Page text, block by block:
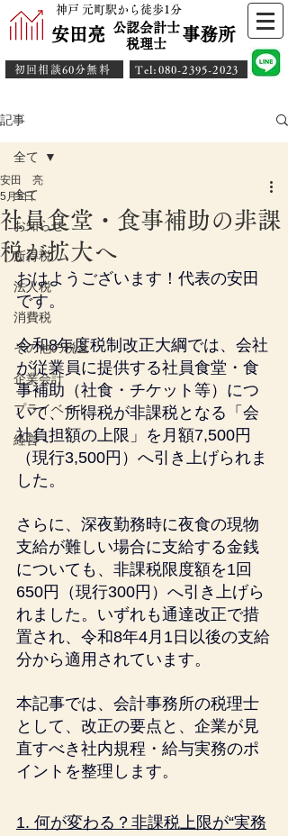
神戸 元町駅から徒歩1分
安田亮 事務所
公認会計士
​税理士
初回相談60分無料 ​Tel:080-2395-2023
記事
全て
お知らせ
所得税
法人税
消費税
その他の税金
企業会計
プライベート
経営
全て
社員食堂・食事補助の非課
税が拡大へ
安田 亮
5月5日
おはようございます！代表の安田
です。
令和8年度税制改正大綱では、会社
が従業員に提供する社員食堂・食
事補助（社食・チケット等）につ
いて、所得税が非課税となる「会
社負担額の上限」を月額7,500円
（現行3,500円）へ引き上げられま
した。
さらに、深夜勤務時に夜食の現物
支給が難しい場合に支給する金銭
についても、非課税限度額を1回
650円（現行300円）へ引き上げら
れました。いずれも通達改正で措
置され、令和8年4月1日以後の支給
分から適用されています。
本記事では、会計事務所の税理士
として、改正の要点と、企業が見
直すべき社内規程・給与実務のポ
イントを整理します。
1. 何が変わる？非課税上限が“実務